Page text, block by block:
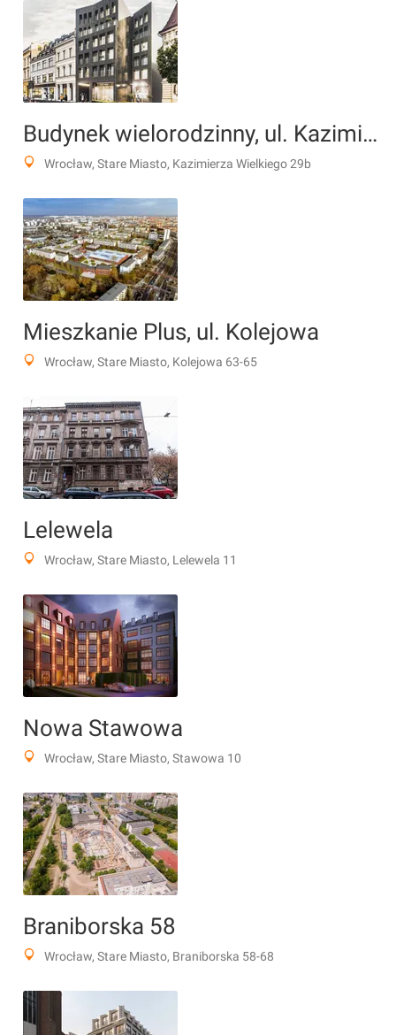
Budynek wielorodzinny, ul. Kazimierza Wielkiego 29b
Wrocław, Stare Miasto, Kazimierza Wielkiego 29b
Mieszkanie Plus, ul. Kolejowa
Wrocław, Stare Miasto, Kolejowa 63-65
Lelewela
Wrocław, Stare Miasto, Lelewela 11
Nowa Stawowa
Wrocław, Stare Miasto, Stawowa 10
Braniborska 58
Wrocław, Stare Miasto, Braniborska 58-68